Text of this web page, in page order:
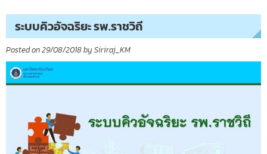
ระบบคิวอัจฉริยะ รพ.ราชวิถี
Posted on29/08/2018by Siriraj_KM